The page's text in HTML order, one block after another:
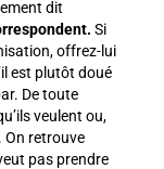
dit
Si
offrez-lui
est plutôt doué
De toute
veulent ou,
retrouve
pas prendre